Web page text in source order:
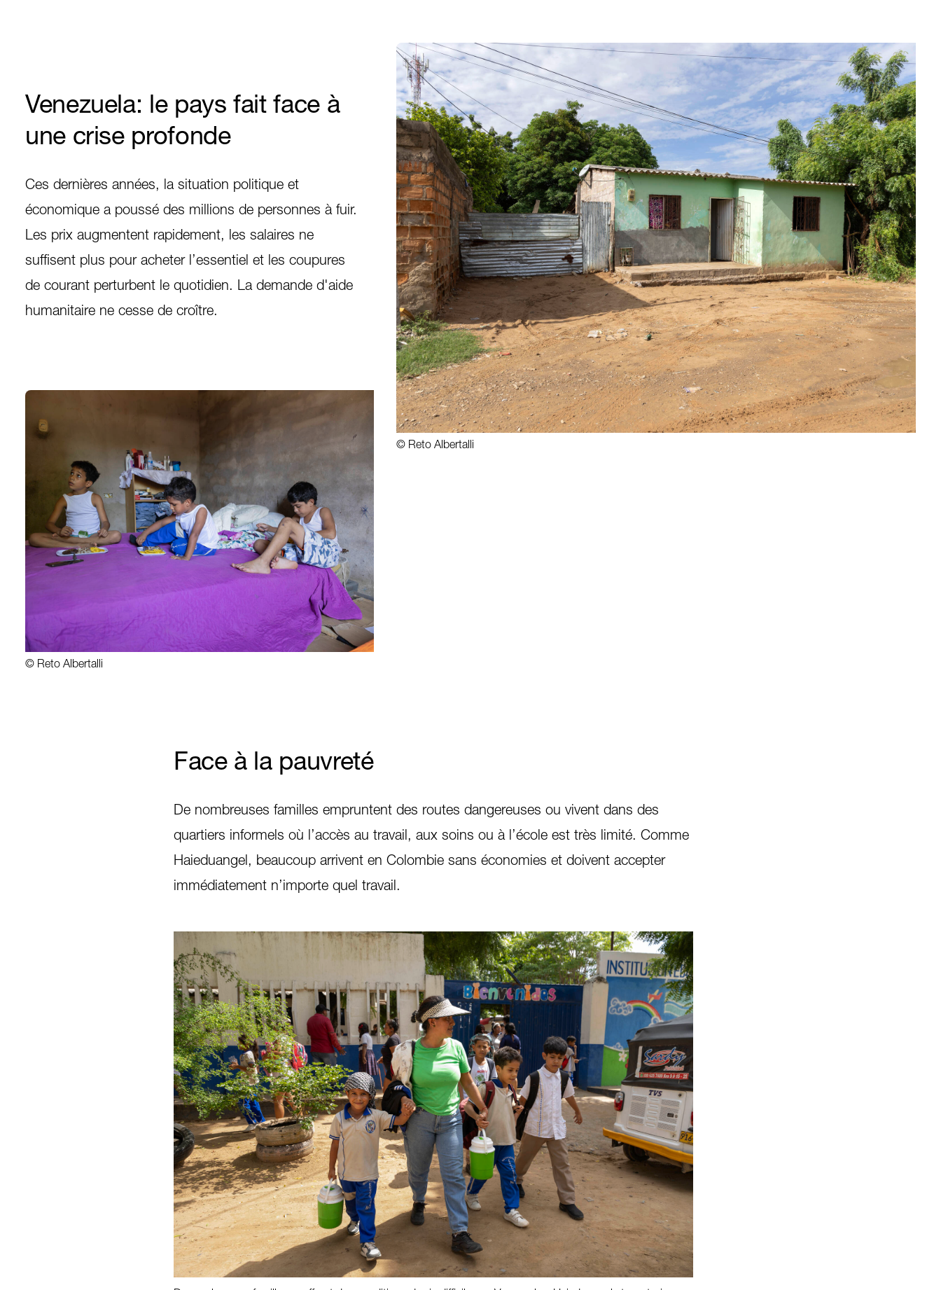
Venezuela: le pays fait face à
une crise profonde
Ces dernières années, la situation politique et
économique a poussé des millions de personnes à fuir.
Les prix augmentent rapidement, les salaires ne
suffisent plus pour acheter l’essentiel et les coupures
de courant perturbent le quotidien. La demande d'aide
humanitaire ne cesse de croître.
© Reto Albertalli
© Reto Albertalli
Face à la pauvreté
De nombreuses familles empruntent des routes dangereuses ou vivent dans des
quartiers informels où l’accès au travail, aux soins ou à l’école est très limité. Comme
Haieduangel, beaucoup arrivent en Colombie sans économies et doivent accepter
immédiatement n’importe quel travail.